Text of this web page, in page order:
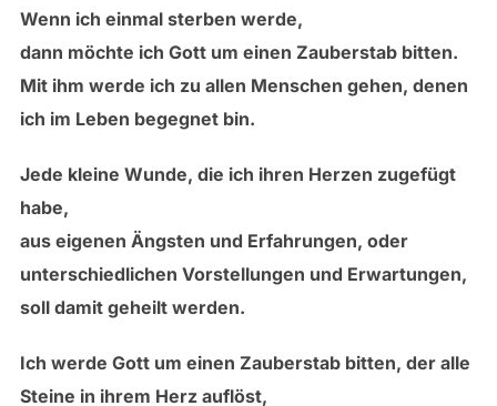
Wenn ich einmal sterben werde,
dann möchte ich Gott um einen Zauberstab bitten.
Mit ihm werde ich zu allen Menschen gehen, denen
ich im Leben begegnet bin.
Jede kleine Wunde, die ich ihren Herzen zugefügt
habe,
aus eigenen Ängsten und Erfahrungen, oder
unterschiedlichen Vorstellungen und Erwartungen,
soll damit geheilt werden.
Ich werde Gott um einen Zauberstab bitten, der alle
Steine in ihrem Herz auflöst,